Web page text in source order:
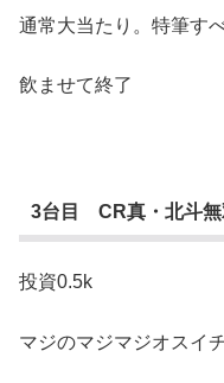
通常大当たり。特筆す
飲ませて終了
3台目 CR真・北斗無
投資0.5k
マジのマジマジオスイ